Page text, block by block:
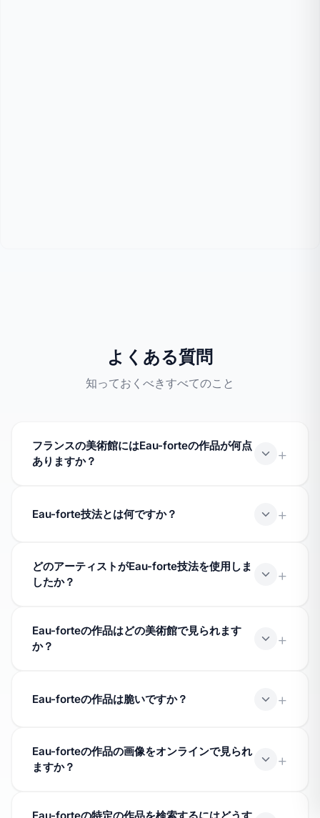
よくある質問
知っておくべきすべてのこと
フランスの美術館にはEau-forteの作品が何点
ありますか？
用した作品が多く登録されています。「フランス博物
変動します。
Eau-forte技法とは何ですか？
加工方法や材料を指します。フランスの博物館では、時
代や芸術様式を超えてこの技法の典型例が保存されてい
どのアーティストがEau-forte技法を使用しま
したか？
践してきました。作品の詳細ページで、この技法に関連
付けられた芸術家を確認できます。
Eau-forteの作品はどの美術館で見られます
か？
展示されています。各作品のページには所蔵博物館が記
Eau-forteの作品は脆いですか？
ンス博物館」認定の博物館は、温度、湿度、照明の管理
など厳しい保存基準を守っています。
Eau-forteの作品の画像をオンラインで見られ
ますか？